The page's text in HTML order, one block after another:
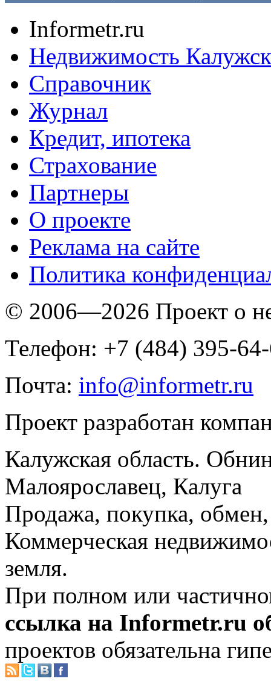
Informetr.ru
Недвижимость
Справочник
Журнал
Кредит, ипотека
Страхование
Партнеры
O проекте
Реклама на сайте
Политика
© 2006—2026 Проект о
Телефон: +7 (484) 395-
Почта: info@informetr.ru
Проект разработан
Калужская область.
Малоярославец, Калуга
Продажа, покупка, обмен,
Коммерческая
земля.
При полном или
ссылка на Informetr.ru
проектов обязательна